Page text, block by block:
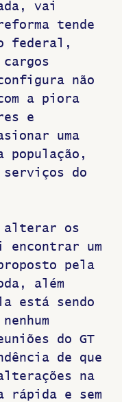
vai
tende
federal,
não
a piora
e
uma
população,
serviços do
alterar os
encontrar um
pela
além
está sendo
do GT
de que
na
rápida e sem